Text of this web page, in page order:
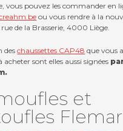
vous pouvez les commander en
ou vous rendre à la
de la Brasserie, 4000 Liège.
deschaussettes CAP48 que vous
sont elles aussi signées
et
Flemar